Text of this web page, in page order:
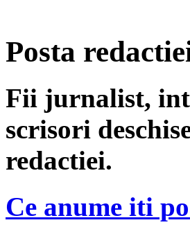
Posta
Fii jurnalist,
scrisori
redactiei.
Ce anume iti